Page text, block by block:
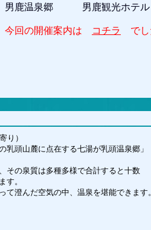
郷 男鹿観光ホテル
今回の開催案内は コチラ で
り）
山麓に点在する七湯が乳頭温泉郷」
の泉質は多種多様で合計すると十数
。
んだ空気の中、温泉を堪能できます